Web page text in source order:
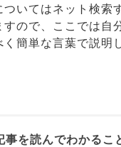
ついてはネット検索
すので、ここでは自
簡単な言葉で説明
事を読んでわかるこ